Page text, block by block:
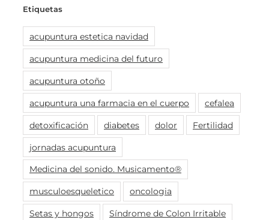
Etiquetas
acupuntura estetica navidad
acupuntura medicina del futuro
acupuntura otoño
acupuntura una farmacia en el cuerpo cefalea
detoxificación diabetes dolor Fertilidad
jornadas acupuntura
Medicina del sonido. Musicamento®
musculoesqueletico oncologia
Setas y hongos Síndrome de Colon Irritable